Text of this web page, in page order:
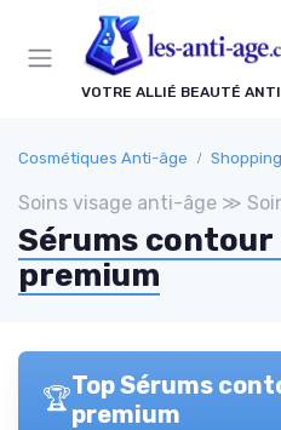
VOTRE ALLIÉ BEAUTÉ
Cosmétiques Anti-âge Shopping
Soins visage anti-âge ≫
Sérums contour
premium
🏆Top Sérums
premium
Panneau de gestion des cookies